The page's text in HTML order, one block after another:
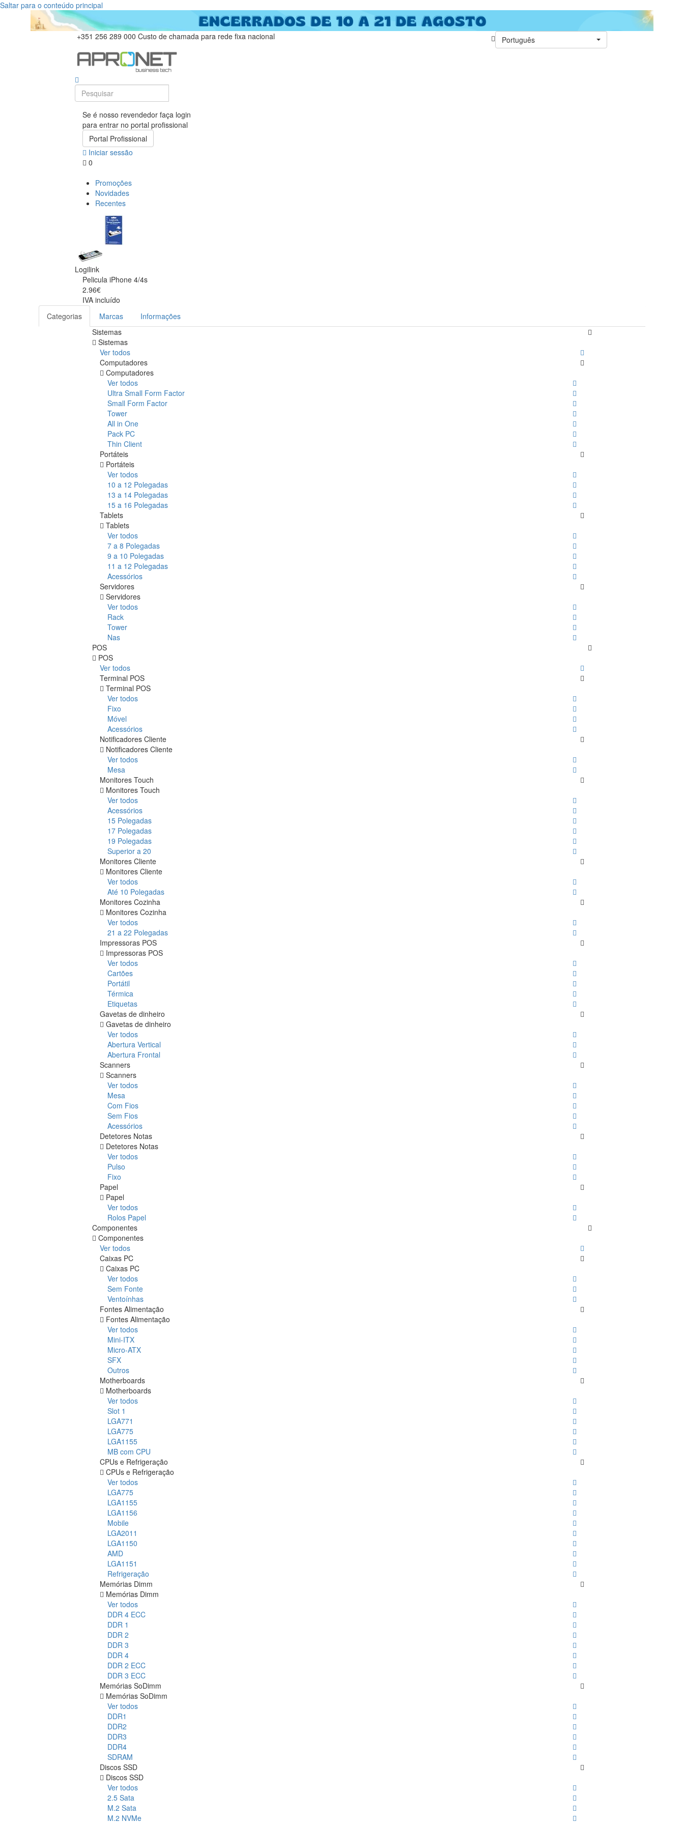
Saltar para o conteúdo principal
+351 256 289 000 Custo de chamada para rede fixa nacional Português
Se é nosso revendedor faça login
para entrar no portal profissional
Portal Profissional
Iniciar sessão
0
Promoções
Novidades
Recentes
Logilink
Pelicula iPhone 4/4s
2.96€
IVA incluído
Categorias
Marcas
Informações
Sistemas
Sistemas
Ver todos
Computadores
Computadores
Ver todos
Ultra Small Form Factor
Small Form Factor
Tower
All in One
Pack PC
Thin Client
Portáteis
Portáteis
Ver todos
10 a 12 Polegadas
13 a 14 Polegadas
15 a 16 Polegadas
Tablets
Tablets
Ver todos
7 a 8 Polegadas
9 a 10 Polegadas
11 a 12 Polegadas
Acessórios
Servidores
Servidores
Ver todos
Rack
Tower
Nas
POS
POS
Ver todos
Terminal POS
Terminal POS
Ver todos
Fixo
Móvel
Acessórios
Notificadores Cliente
Notificadores Cliente
Ver todos
Mesa
Monitores Touch
Monitores Touch
Ver todos
Acessórios
15 Polegadas
17 Polegadas
19 Polegadas
Superior a 20
Monitores Cliente
Monitores Cliente
Ver todos
Até 10 Polegadas
Monitores Cozinha
Monitores Cozinha
Ver todos
21 a 22 Polegadas
Impressoras POS
Impressoras POS
Ver todos
Cartões
Portátil
Térmica
Etiquetas
Gavetas de dinheiro
Gavetas de dinheiro
Ver todos
Abertura Vertical
Abertura Frontal
Scanners
Scanners
Ver todos
Mesa
Com Fios
Sem Fios
Acessórios
Detetores Notas
Detetores Notas
Ver todos
Pulso
Fixo
Papel
Papel
Ver todos
Rolos Papel
Componentes
Componentes
Ver todos
Caixas PC
Caixas PC
Ver todos
Sem Fonte
Ventoínhas
Fontes Alimentação
Fontes Alimentação
Ver todos
Mini-ITX
Micro-ATX
SFX
Outros
Motherboards
Motherboards
Ver todos
Slot 1
LGA771
LGA775
LGA1155
MB com CPU
CPUs e Refrigeração
CPUs e Refrigeração
Ver todos
LGA775
LGA1155
LGA1156
Mobile
LGA2011
LGA1150
AMD
LGA1151
Refrigeração
Memórias Dimm
Memórias Dimm
Ver todos
DDR 4 ECC
DDR 1
DDR 2
DDR 3
DDR 4
DDR 2 ECC
DDR 3 ECC
Memórias SoDimm
Memórias SoDimm
Ver todos
DDR1
DDR2
DDR3
DDR4
SDRAM
Discos SSD
Discos SSD
Ver todos
2.5 Sata
M.2 Sata
M.2 NVMe